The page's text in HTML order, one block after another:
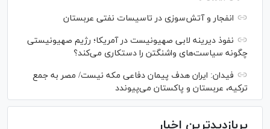
انفجار و آتش‌سوزی در تاسیسات نفتی عربستان
نفوذ دیرینه لابی صهیونیست در آمریکا؛ رژیم صهیونیستی
چگونه سیاست‌های واشنگتن را دستکاری می‌کند؟
فیدان: ایران هدف پیمان دفاعی مکه نیست/ مصر به جمع
ترکیه، عربستان و پاکستان می‌پیوندد
پربازدیدترین اخبار